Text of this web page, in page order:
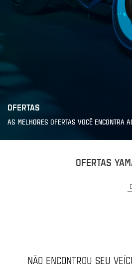
OFERTAS
AS MELHORES OFERTAS VOCÊ ENCONTRA
OFERTAS
NÃO ENCONTROU SEU